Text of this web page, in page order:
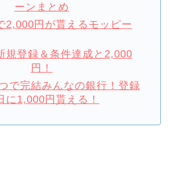
ーンまとめ
2,000円が貰えるモッピー
規登録＆条件達成と2,000
円！
で完結みんなの銀行！登録
に1,000円貰える！